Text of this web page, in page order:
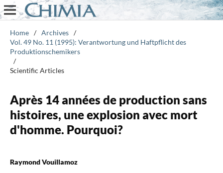
Home / Archives /
Vol. 49 No. 11 (1995): Verantwortung und Haftpflicht des
Produktionschemikers
/
Scientific Articles
Après 14 années de production sans
histoires, une explosion avec mort
d'homme. Pourquoi?
Raymond Vouillamoz